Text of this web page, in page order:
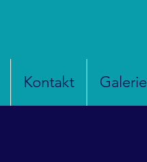
Kontakt Galerie